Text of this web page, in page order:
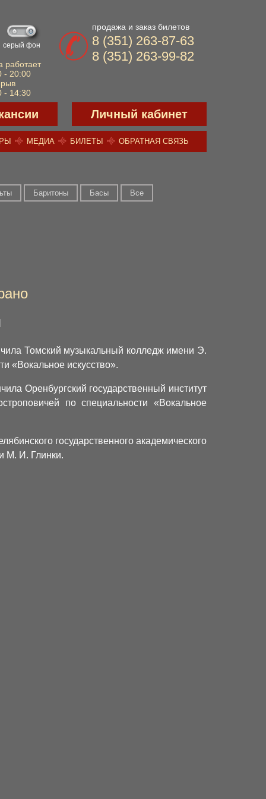
серый фон
работает
- 20:00
- 14:30
продажа и заказ билетов
8 (351) 263-87-63
8 (351) 263-99-82
Личный кабинет
МЕДИА БИЛЕТЫ ОБРАТНАЯ СВЯЗЬ
Баритоны Басы Все
Томский музыкальный колледж имени Э.
«Вокальное искусство».
Оренбургский государственный институт
по специальности «Вокальное
государственного академического
М. И. Глинки.